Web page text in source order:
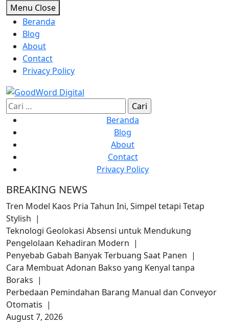
Skip
to
content
Menu Close
Beranda
Blog
About
Contact
Privacy Policy
Cari
untuk:
Beranda
Blog
About
Contact
Privacy Policy
BREAKING NEWS
Tren Model Kaos Pria Tahun Ini, Simpel tetapi Tetap
Stylish |
Teknologi Geolokasi Absensi untuk Mendukung
Pengelolaan Kehadiran Modern |
Penyebab Gabah Banyak Terbuang Saat Panen |
Cara Membuat Adonan Bakso yang Kenyal tanpa
Boraks |
Perbedaan Pemindahan Barang Manual dan Conveyor
Otomatis |
August 7, 2026